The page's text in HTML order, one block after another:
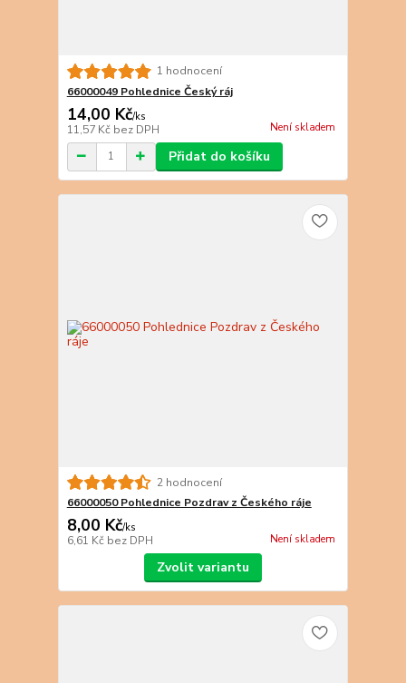
1 hodnocení
66000049 Pohlednice Český ráj
14,00 Kč/ks
11,57 Kč bez DPH Není skladem
Přidat do košíku
2 hodnocení
66000050 Pohlednice Pozdrav z Českého ráje
8,00 Kč/ks
6,61 Kč bez DPH Není skladem
Zvolit variantu